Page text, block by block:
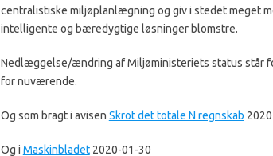
centralistiske miljøplanlægning og giv i stedet meget
intelligente og bæredygtige løsninger blomstre.
Nedlæggelse/ændring af Miljøministeriets status står
for nuværende.
Og som bragt i avisen Skrot det totale N regnskab
Og i Maskinbladet2020-01-30